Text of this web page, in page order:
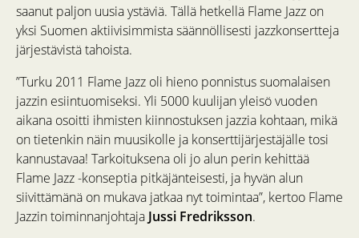
saanut paljon uusia ystäviä. Tällä hetkellä Flame Jazz on
yksi Suomen aktiivisimmista säännöllisesti jazzkonsertteja
järjestävistä tahoista.
”Turku 2011 Flame Jazz oli hieno ponnistus suomalaisen
jazzin esiintuomiseksi. Yli 5000 kuulijan yleisö vuoden
aikana osoitti ihmisten kiinnostuksen jazzia kohtaan, mikä
on tietenkin näin muusikolle ja konserttijärjestäjälle tosi
kannustavaa! Tarkoituksena oli jo alun perin kehittää
Flame Jazz -konseptia pitkäjänteisesti, ja hyvän alun
siivittämänä on mukava jatkaa nyt toimintaa”, kertoo Flame
Jazzin toiminnanjohtaja Jussi Fredriksson.